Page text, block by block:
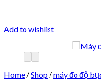
Add to wishlist
Home /Shop /máy đo độ